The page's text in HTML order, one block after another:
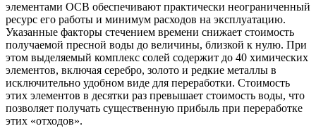
элементами ОСВ обеспечивают практически неограниченный
ресурс его работы и минимум расходов на эксплуатацию.
Указанные факторы стечением времени снижает стоимость
получаемой пресной воды до величины, близкой к нулю. При
этом выделяемый комплекс солей содержит до 40 химических
элементов, включая серебро, золото и редкие металлы в
исключительно удобном виде для переработки. Стоимость
этих элементов в десятки раз превышает стоимость воды, что
позволяет получать существенную прибыль при переработке
этих «отходов».